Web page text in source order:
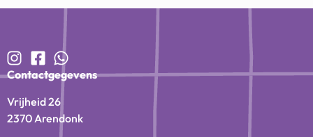
Contactgegevens
Vrijheid 26
2370 Arendonk